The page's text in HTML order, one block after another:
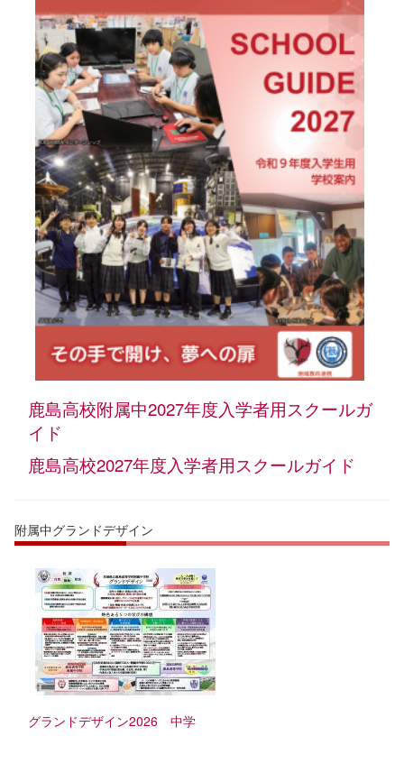
鹿島高校附属中2027年度入学者用スクールガ
イド
鹿島高校2027年度入学者用スクールガイド
附属中グランドデザイン
グランドデザイン2026 中学